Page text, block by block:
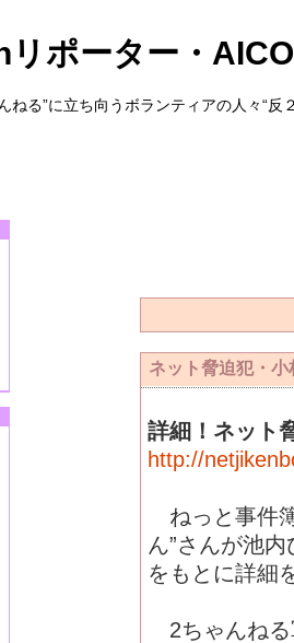
リポーター・AICO
ねる”に立ち向うボランティアの人々“
ネット脅迫犯・
詳細！ネット
http://
ねっと事件
ん”さんが池
をもとに詳細
2ちゃんねる